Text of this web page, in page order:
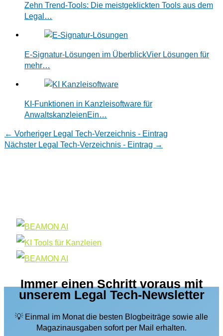
Zehn Trend-Tools: Die meistgeklickten Tools aus dem
Legal…
E-Signatur-Lösungen im ÜberblickVier Lösungen für
mehr…
KI-Funktionen in Kanzleisoftware für
AnwaltskanzleienEin…
← Vorheriger Legal Tech-Verzeichnis - Eintrag
Nächster Legal Tech-Verzeichnis - Eintrag →
Immer einen Schritt voraus mit
unserem Legal Tech-Newsletter
💡 Einmal im Monat die besten Blogbeiträge sowie alle
Magazinausgaben sofort per Mail erhalten.